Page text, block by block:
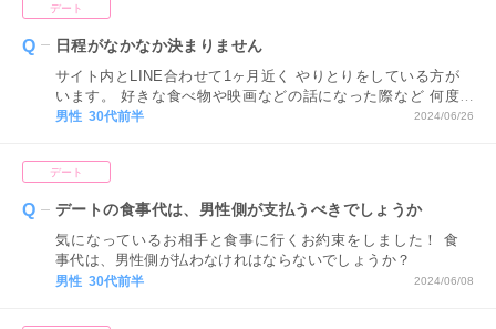
われたので、正直この状況が理解できないです。 自分はま
たらいいのでしょうか？
デート
日程がなかなか決まりません
サイト内とLINE合わせて1ヶ月近く やりとりをしている方が
います。 好きな食べ物や映画などの話になった際など 何度
か会おうという話にもなるのですが、 日程伺うと忙しくて
も思うのですが、 毎日返信は来るので諦めきれずにいま
男性 30代前半 2024/06/26
デート
デートの食事代は、男性側が支払うべきでしょうか
気になっているお相手と食事に行くお約束をしました！ 食
事代は、男性側が払わなけれはならないでしょうか？
男性 30代前半 2024/06/08